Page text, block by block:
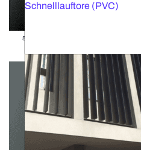
Schnelllauftore (PVC)
50mm Ral 9011 extra matt